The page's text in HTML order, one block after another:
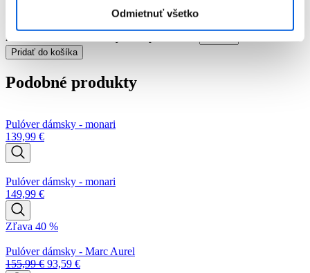
Odmietnuť všetko
množstvo Pulóver dámsky - Joseph Ribkoff
Pridať do košíka
Podobné produkty
Pulóver dámsky - monari
139,99 €
Pulóver dámsky - monari
149,99 €
Zľava 40 %
Pulóver dámsky - Marc Aurel
155,99€ 93,59 €